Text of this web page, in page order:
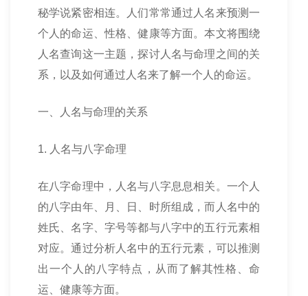
秘学说紧密相连。人们常常通过人名来预测一
个人的命运、性格、健康等方面。本文将围绕
人名查询这一主题，探讨人名与命理之间的关
系，以及如何通过人名来了解一个人的命运。
一、人名与命理的关系
1. 人名与八字命理
在八字命理中，人名与八字息息相关。一个人
的八字由年、月、日、时所组成，而人名中的
姓氏、名字、字号等都与八字中的五行元素相
对应。通过分析人名中的五行元素，可以推测
出一个人的八字特点，从而了解其性格、命
运、健康等方面。